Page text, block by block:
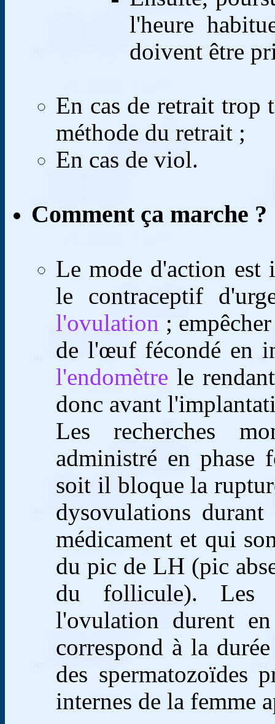
l'heure
doivent être
En cas de retrait trop
méthode du retrait ;
En cas de viol.
Comment ça marche ?
Le mode d'action est
le contraceptif
l'ovulation ;
de l'œuf fécondé en
l'endomètre le
donc avant
Les recherches
administré en
soit il bloque la
dysovulations
médicament et qui
du pic de LH (pic
du follicule). Les
l'ovulation durent
correspond à la
des spermatozoïdes
internes de la femme